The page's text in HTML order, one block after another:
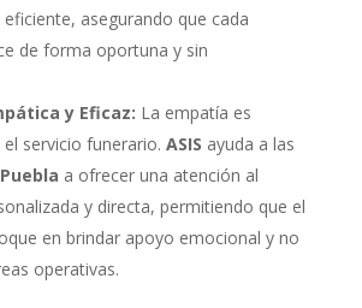
asegurando que cada
de forma oportuna y sin
y Eficaz: La empatía es
servicio funerario. ASIS ayuda a las
a ofrecer una atención al
y directa, permitiendo que el
en brindar apoyo emocional y no
operativas.